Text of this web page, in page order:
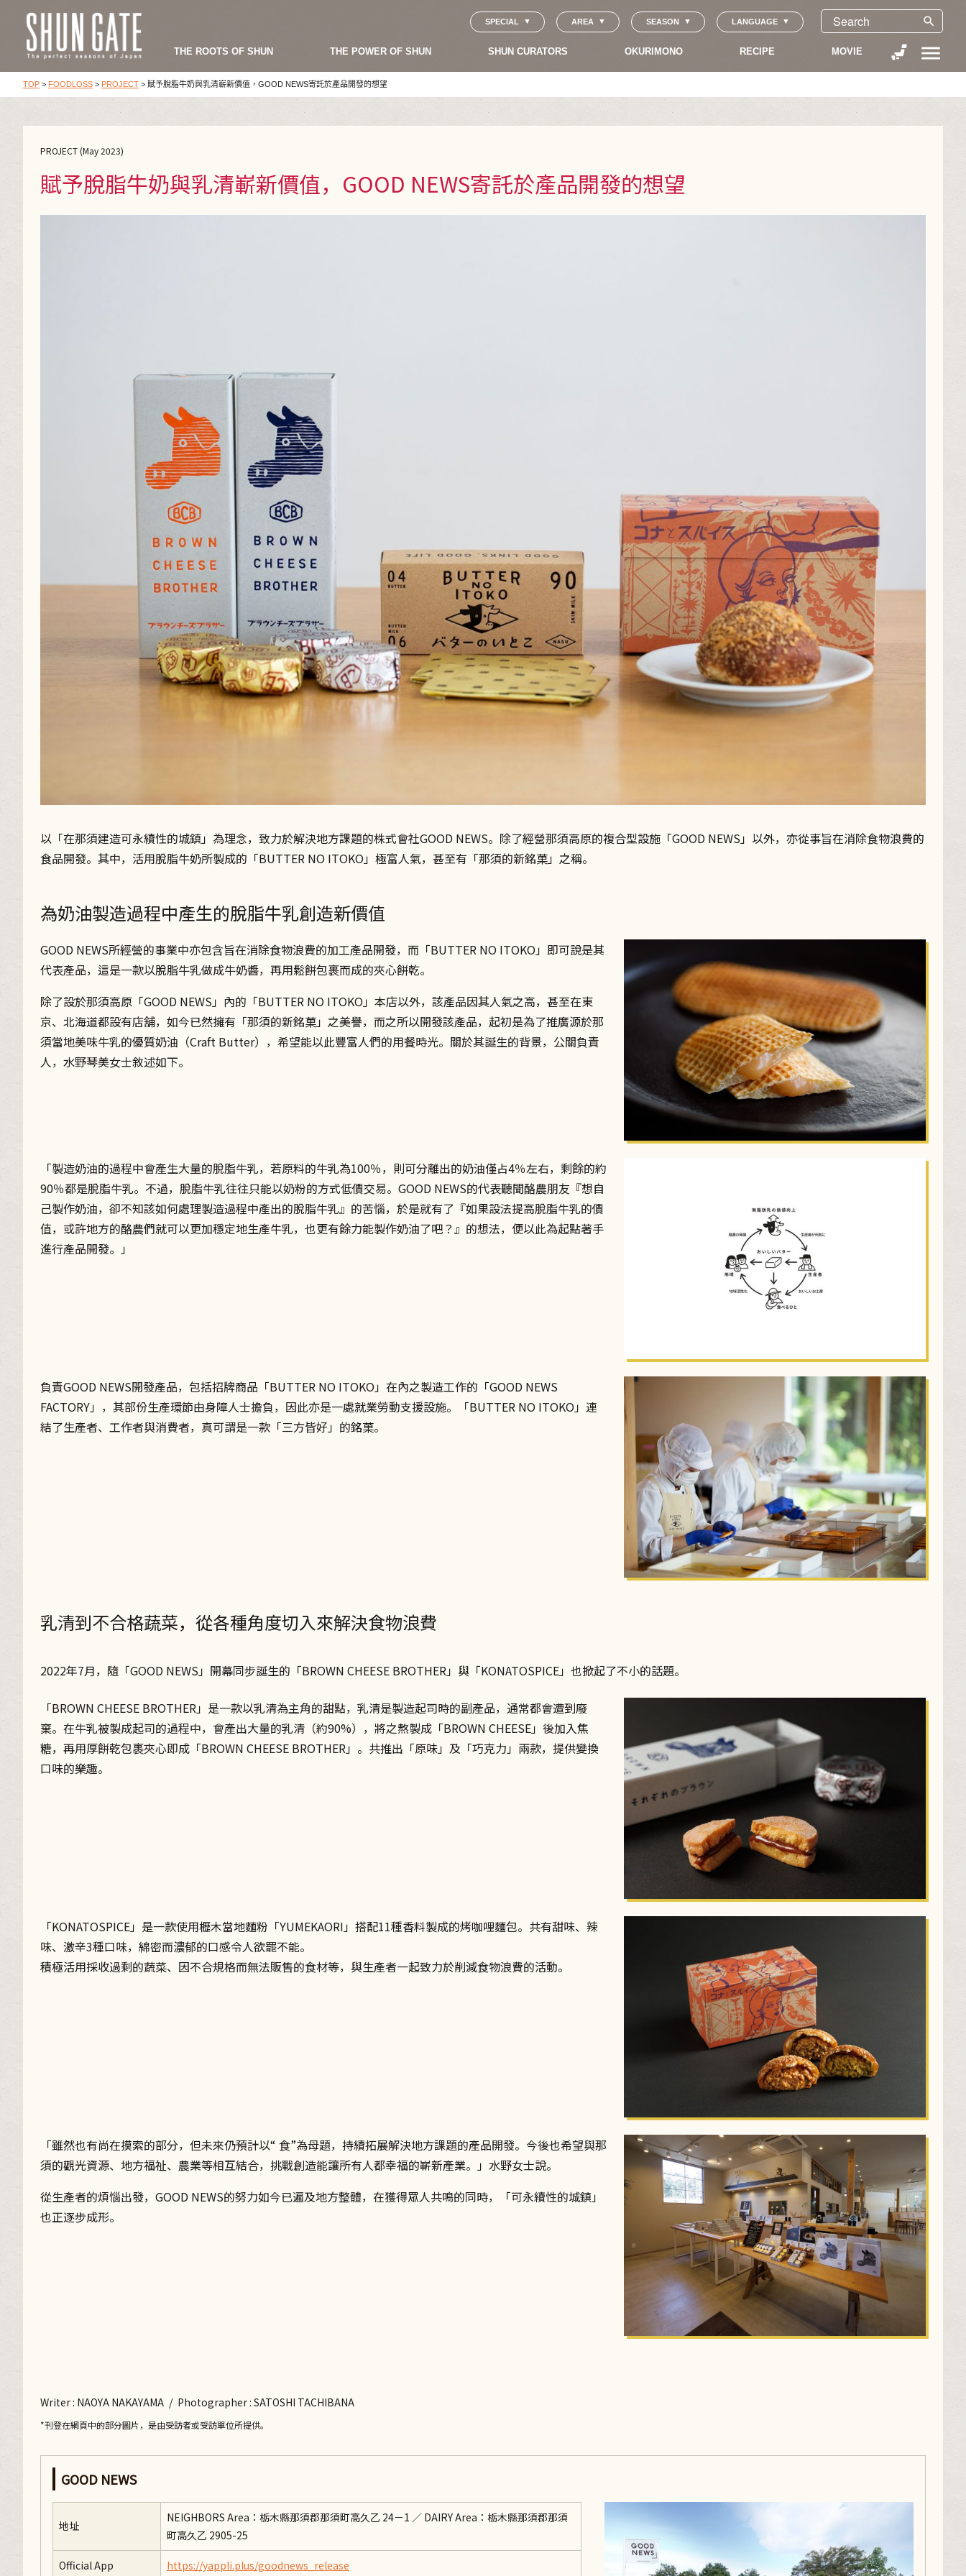
SPECIAL AREA SEASON LANGUAGE search
THE ROOTS OF SHUN THE POWER OF SHUN SHUN CURATORS OKURIMONO RECIPE MOVIE menu
TOP > FOODLOSS > PROJECT > 賦予脫脂牛奶與乳清嶄新價值，GOOD NEWS寄託於產品開發的想望
PROJECT (May 2023)
賦予脫脂牛奶與乳清嶄新價值，GOOD NEWS寄託於產品開發的想望
以「在那須建造可永續性的城鎮」為理念，致力於解決地方課題的株式會社GOOD NEWS。除了經營那須高原的複合型設施「GOOD NEWS」以外，亦從事旨在消除食物浪費的
食品開發。其中，活用脫脂牛奶所製成的「BUTTER NO ITOKO」極富人氣，甚至有「那須的新銘菓」之稱。
為奶油製造過程中產生的脫脂牛乳創造新價值
GOOD NEWS所經營的事業中亦包含旨在消除食物浪費的加工產品開發，而「BUTTER NO ITOKO」即可說是其
代表產品，這是一款以脫脂牛乳做成牛奶醬，再用鬆餅包裹而成的夾心餅乾。
除了設於那須高原「GOOD NEWS」內的「BUTTER NO ITOKO」本店以外，該產品因其人氣之高，甚至在東
京、北海道都設有店舖，如今已然擁有「那須的新銘菓」之美譽，而之所以開發該產品，起初是為了推廣源於那
須當地美味牛乳的優質奶油（Craft Butter），希望能以此豐富人們的用餐時光。關於其誕生的背景，公關負責
人，水野琴美女士敘述如下。
「製造奶油的過程中會產生大量的脫脂牛乳，若原料的牛乳為100％，則可分離出的奶油僅占4％左右，剩餘的約
90％都是脫脂牛乳。不過，脫脂牛乳往往只能以奶粉的方式低價交易。GOOD NEWS的代表聽聞酪農朋友『想自
己製作奶油，卻不知該如何處理製造過程中產出的脫脂牛乳』的苦惱，於是就有了『如果設法提高脫脂牛乳的價
值，或許地方的酪農們就可以更加穩定地生產牛乳，也更有餘力能製作奶油了吧？』的想法，便以此為起點著手
進行產品開發。」
負責GOOD NEWS開發產品，包括招牌商品「BUTTER NO ITOKO」在內之製造工作的「GOOD NEWS
FACTORY」，其部份生產環節由身障人士擔負，因此亦是一處就業勞動支援設施。「BUTTER NO ITOKO」連
結了生產者、工作者與消費者，真可謂是一款「三方皆好」的銘菓。
乳清到不合格蔬菜，從各種角度切入來解決食物浪費
2022年7月，隨「GOOD NEWS」開幕同步誕生的「BROWN CHEESE BROTHER」與「KONATOSPICE」也掀起了不小的話題。
「BROWN CHEESE BROTHER」是一款以乳清為主角的甜點，乳清是製造起司時的副產品，通常都會遭到廢
棄。在牛乳被製成起司的過程中，會產出大量的乳清（約90%），將之熬製成「BROWN CHEESE」後加入焦
糖，再用厚餅乾包裹夾心即成「BROWN CHEESE BROTHER」。共推出「原味」及「巧克力」兩款，提供變換
口味的樂趣。
「KONATOSPICE」是一款使用櫪木當地麵粉「YUMEKAORI」搭配11種香料製成的烤咖哩麵包。共有甜味、辣
味、激辛3種口味，綿密而濃郁的口感令人欲罷不能。
積極活用採收過剩的蔬菜、因不合規格而無法販售的食材等，與生產者一起致力於削減食物浪費的活動。
「雖然也有尚在摸索的部分，但未來仍預計以“ 食”為母題，持續拓展解決地方課題的產品開發。今後也希望與那
須的觀光資源、地方福祉、農業等相互結合，挑戰創造能讓所有人都幸福的嶄新產業。」水野女士說。
從生產者的煩惱出發，GOOD NEWS的努力如今已遍及地方整體，在獲得眾人共鳴的同時，「可永續性的城鎮」
也正逐步成形。
Writer: NAOYA NAKAYAMA / Photographer: SATOSHI TACHIBANA
*刊登在網頁中的部分圖片，是由受訪者或受訪單位所提供。
GOOD NEWS
地址
NEIGHBORS Area：栃木縣那須郡那須町高久乙 24－1 ／ DAIRY Area：栃木縣那須郡那須
町高久乙 2905-25
Official App https://yappli.plus/goodnews_release